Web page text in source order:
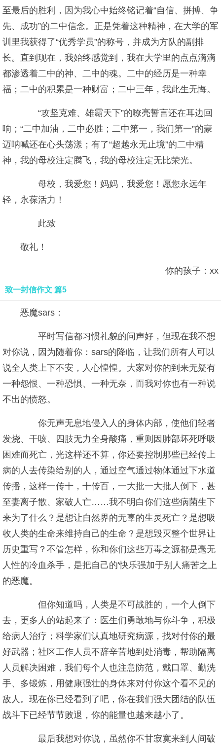
至最后的胜利，因为我心中始终铭记着“自信、拼搏、争
先、成功”的二中信念。正是凭着这种精神，在大学的军
训里我获得了“优秀学员”的称号，并成为方队的副排
长。直到现在，我始终感觉到，我在大学里的点点滴滴
都渗透着二中的神、二中的魂。二中的经历是一种幸
福；二中的积累是一种财富；二中三年，我此生无悔。
“攻坚克难、雄霸天下”的嘹亮誓言还在耳边回
响；“二中加油，二中必胜；二中第一，我们第一”的豪
迈呐喊还在心头荡漾；有了“超越永无止境”的二中精
神，我的母校注定腾飞，我的母校注定无比荣光。
母校，我爱您！妈妈，我爱您！愿您永远年
轻，永葆活力！
此致
敬礼！
你的孩子：xx
致一封信作文 篇5
恶魔sars：
平时写信都习惯礼貌的问声好，但现在我不想
对你说，因为随着你：sars的降临，让我们所有人可以
说全人类上下不安，人心惶惶。大家对你的到来无疑有
一种怨恨、一种恐惧、一种无奈，而我对你也有一种说
不出的愤怒。
你无声无息地侵入人的身体内部，使他们轻者
发烧、干咳、四肢无力全身酸痛，重则因肺部坏死呼吸
困难而死亡，光这样还不算，你还要控制那些已经传上
病的人去传染给别的人，通过空气通过物体通过下水道
传播，这样一传十，十传百，一大批一大批人倒下，甚
至妻离子散、家破人亡……我不明白你们这些病菌生下
来为了什么？是想让自然界的无辜的生灵死亡？是想吸
收人类的生命来维持自己的生命？是想毁灭整个世界让
历史重写？不管怎样，你和你们这些万毒之源都是毫无
人性的冷血杀手，是把自己的'快乐强加于别人痛苦之上
的恶魔。
但你知道吗，人类是不可战胜的，一个人倒下
去，更多人的站起来了：医生们勇敢地与你斗争，积极
给病人治疗；科学家们认真地研究病源，找对付你的最
好武器；社区工作人员不辞辛苦地到处消毒，帮助隔离
人员解决困难，我们每个人也注意防范，戴口罩、勤洗
手、多锻炼，用健康强壮的身体来对付你这个看不见的
敌人。现在你已经看到了吧，你在我们强大团结的队伍
战斗下已经节节败退，你的能量也越来越小了。
最后我想对你说，虽然你不甘寂寞来到人间破